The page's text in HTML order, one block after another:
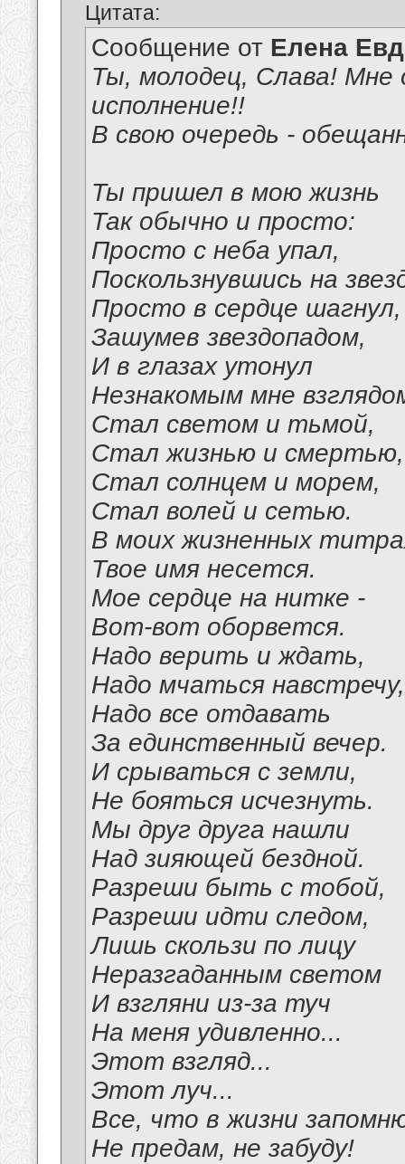
Цитата:
Сообщение от Елена
Ты, молодец, Слава! Мне
исполнение!!
В свою очередь -
Ты пришел в мою жизнь
Так обычно и просто:
Просто с неба упал,
Поскользнувшись на
Просто в сердце шагнул,
Зашумев звездопадом,
И в глазах утонул
Незнакомым мне
Стал светом и тьмой,
Стал жизнью и смертью,
Стал солнцем и морем,
Стал волей и сетью.
В моих жизненных
Твое имя несется.
Мое сердце на нитке -
Вот-вот оборвется.
Надо верить и ждать,
Надо мчаться навстречу,
Надо все отдавать
За единственный вечер.
И срываться с земли,
Не бояться исчезнуть.
Мы друг друга нашли
Над зияющей бездной.
Разреши быть с тобой,
Разреши идти следом,
Лишь скользи по лицу
Неразгаданным светом
И взгляни из-за туч
На меня удивленно...
Этот взгляд...
Этот луч...
Все, что в жизни
Не предам, не забуду!